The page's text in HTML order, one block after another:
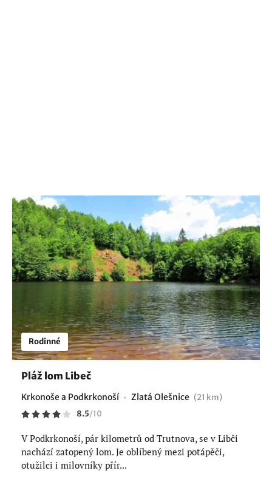
Rodinné
Pláž lom Libeč
Krkonoše a Podkrkonoší Zlatá Olešnice (21 km)
8.5/10
V Podkrkonoší, pár kilometrů od Trutnova, se v Libči
nachází zatopený lom. Je oblíbený mezi potápěči,
otužilci i milovníky přír...